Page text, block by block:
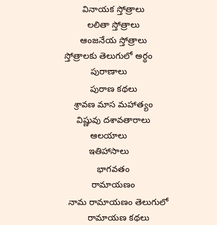
వినాయక స్తోత్రాలు
లలితా స్తోత్రాలు
ఆంజనేయ స్తోత్రాలు
స్తోత్రాలకు తెలుగులో అర్థం
పురాణాలు
పురాణ కథలు
శ్రావణ మాస మహాత్మ్యం
విష్ణువు దశావతారాలు
ఆలయాలు
ఇతిహాసాలు
భాగవతం
రామాయణం
నామ రామాయణం తెలుగులో
రామాయణ కథలు